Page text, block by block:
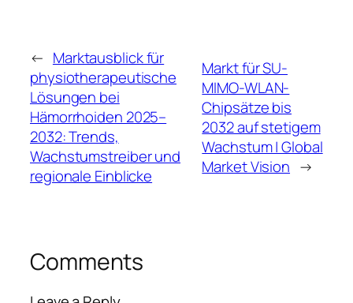
← Marktausblick für
physiotherapeutische
Lösungen bei
Hämorrhoiden 2025–
2032: Trends,
Wachstumstreiber und
regionale Einblicke
Markt für SU-
MIMO-WLAN-
Chipsätze bis
2032 auf stetigem
Wachstum | Global
Market Vision →
Comments